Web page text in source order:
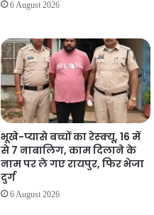
6 August 2026
भूखे-प्यासे बच्चों का रेस्क्यू, 16 में
से 7 नाबालिग, काम दिलाने के
नाम पर ले गए रायपुर, फिर भेजा
दुर्ग
6 August 2026